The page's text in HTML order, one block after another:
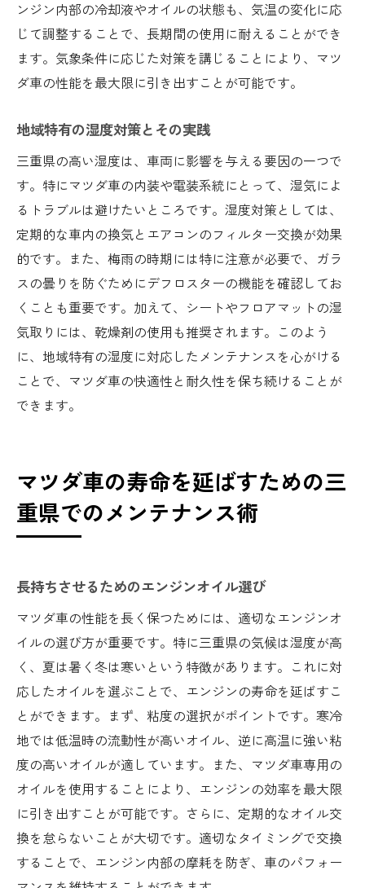
ンジン内部の冷却液やオイルの状態も、気温の変化に応
じて調整することで、長期間の使用に耐えることができ
ます。気象条件に応じた対策を講じることにより、マツ
ダ車の性能を最大限に引き出すことが可能です。
地域特有の湿度対策とその実践
三重県の高い湿度は、車両に影響を与える要因の一つで
す。特にマツダ車の内装や電装系統にとって、湿気によ
るトラブルは避けたいところです。湿度対策としては、
定期的な車内の換気とエアコンのフィルター交換が効果
的です。また、梅雨の時期には特に注意が必要で、ガラ
スの曇りを防ぐためにデフロスターの機能を確認してお
くことも重要です。加えて、シートやフロアマットの湿
気取りには、乾燥剤の使用も推奨されます。このよう
に、地域特有の湿度に対応したメンテナンスを心がける
ことで、マツダ車の快適性と耐久性を保ち続けることが
できます。
マツダ車の寿命を延ばすための三
重県でのメンテナンス術
長持ちさせるためのエンジンオイル選び
マツダ車の性能を長く保つためには、適切なエンジンオ
イルの選び方が重要です。特に三重県の気候は湿度が高
く、夏は暑く冬は寒いという特徴があります。これに対
応したオイルを選ぶことで、エンジンの寿命を延ばすこ
とができます。まず、粘度の選択がポイントです。寒冷
地では低温時の流動性が高いオイル、逆に高温に強い粘
度の高いオイルが適しています。また、マツダ車専用の
オイルを使用することにより、エンジンの効率を最大限
に引き出すことが可能です。さらに、定期的なオイル交
換を怠らないことが大切です。適切なタイミングで交換
することで、エンジン内部の摩耗を防ぎ、車のパフォー